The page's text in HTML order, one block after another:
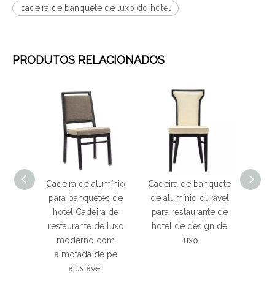
cadeira de banquete de luxo do hotel
PRODUTOS RELACIONADOS
para
Cadeira de alumínio
para banquetes de
hotel Cadeira de
restaurante de luxo
moderno com
almofada de pé
ajustável
Cadeira de banquete
de alumínio durável
para restaurante de
hotel de design de
luxo